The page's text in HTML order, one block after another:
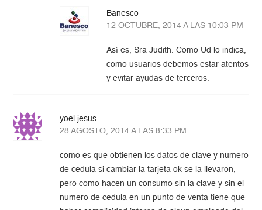
Banesco
12 OCTUBRE, 2014 A LAS 10:03 PM
Así es, Sra Judith. Como Ud lo indica,
como usuarios debemos estar atentos
y evitar ayudas de terceros.
yoel jesus
28 AGOSTO, 2014 A LAS 8:33 PM
como es que obtienen los datos de clave y numero
de cedula si cambiar la tarjeta ok se la llevaron,
pero como hacen un consumo sin la clave y sin el
numero de cedula en un punto de venta tiene que